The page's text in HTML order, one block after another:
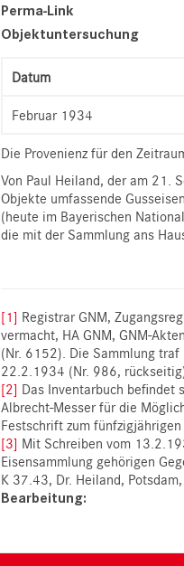
Perma-Link
Objektuntersuchung
Datum
Februar 1934
Die Provenienz für den
Von Paul Heiland, der am 21.
Objekte umfassende
(heute im Bayerischen
die mit der Sammlung ans
[1] Registrar GNM,
vermacht, HA GNM, GNM-
(Nr. 6152). Die Sammlung traf
22.2.1934 (Nr. 986,
[2] Das Inventarbuch befindet
Albrecht-Messer für die
Festschrift zum
[3] Mit Schreiben vom
Eisensammlung gehörigen
K 37.43, Dr. Heiland,
Bearbeitung